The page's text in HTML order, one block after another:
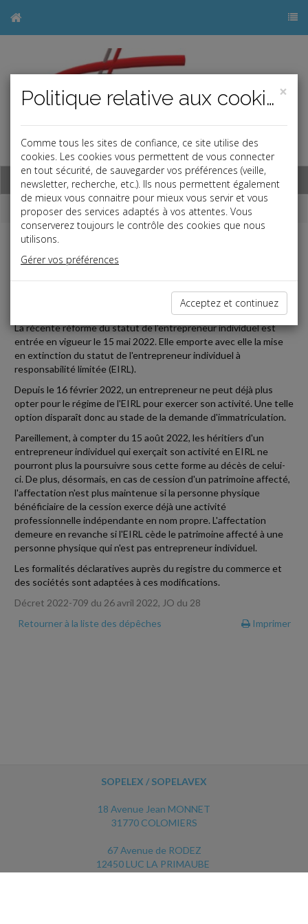
Base documentaire
Dépêches
Vie des affaires
DISPARITION PROGRESSIVE DE L'EIRL
La récente réforme du statut de l'entrepreneur individuel est
entrée en vigueur le 15 mai 2022. Elle emporte avec elle la mise
en extinction du statut de l'entrepreneur individuel à
responsabilité limitée (EIRL).
Depuis le 16 février 2022, un entrepreneur ne peut déjà plus
opter pour le régime de l'EIRL pour exercer son activité. Une telle
option disparaît donc au stade de la demande d'immatriculation.
Pareillement, à compter du 15 août 2022, les héritiers d'un
entrepreneur individuel qui exerçait son activité en EIRL ne
pourront plus la poursuivre sous cette forme au décès de celui-
ci. De plus, désormais, en cas de cession d'un patrimoine affecté,
l'affectation n'est plus maintenue si la personne physique
bénéficiaire de la cession exerce déjà une activité
professionnelle indépendante en nom propre. L'affectation
demeure en revanche si l'EIRL cède le patrimoine affecté à une
personne physique qui n'est pas entrepreneur individuel.
Les formalités déclaratives auprès du registre du commerce et
des sociétés sont adaptées à ces modifications.
Décret 2022-709 du 26 avril 2022, JO du 28
Retourner à la liste des dépêches
Imprimer
SOPELEX / SOPELAVEX
18 Avenue Jean MONNET
31770 COLOMIERS
67 Avenue de RODEZ
12450 LUC LA PRIMAUBE
×
Politique relative aux cookies
Comme tous les sites de confiance, ce site utilise des
cookies. Les cookies vous permettent de vous connecter
en tout sécurité, de sauvegarder vos préférences (veille,
newsletter, recherche, etc.). Ils nous permettent également
de mieux vous connaitre pour mieux vous servir et vous
proposer des services adaptés à vos attentes. Vous
conserverez toujours le contrôle des cookies que nous
utilisons.
Gérer vos préférences
Acceptez et continuez